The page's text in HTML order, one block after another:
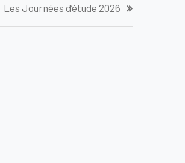
Les Journées d’étude 2026